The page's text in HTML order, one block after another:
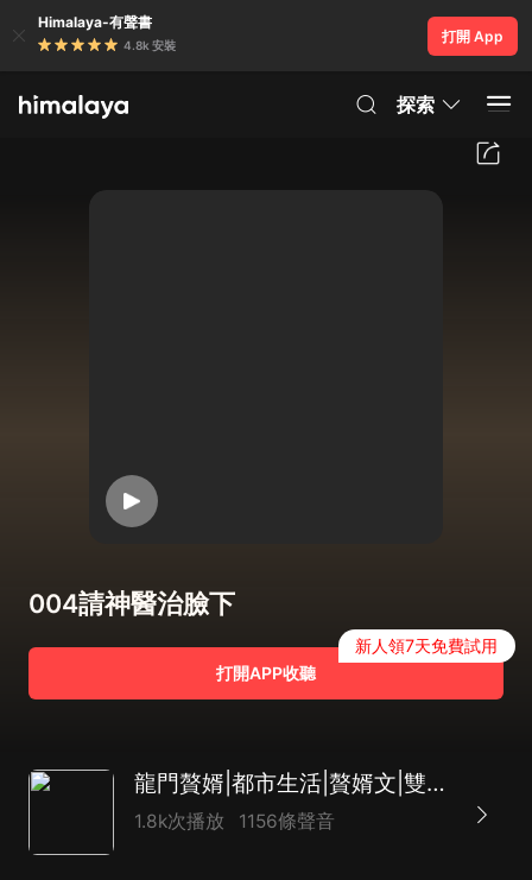
Himalaya-有聲書
4.8k 安裝
打開 App
探索
004請神醫治臉下
打開APP收聽
新人領7天免費試用
龍門贅婿|都市生活|贅婿文|雙12|玄幻|寵妻|AI多播
1.8k次播放 1156條聲音